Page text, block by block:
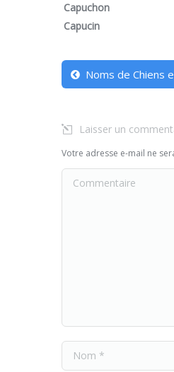
Capuchon
Capucin
Noms de Chiens
Laisser un
Votre adresse e-mail ne
Commentaire
Nom *